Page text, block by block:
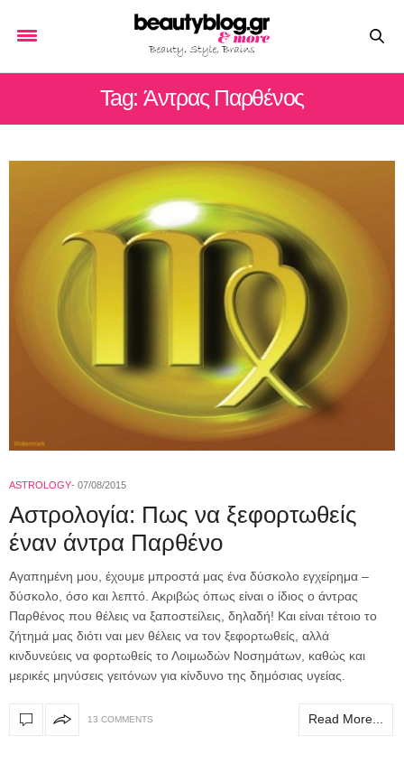
Tag: Άντρας Παρθένος
ASTROLOGY 07/08/2015
Αστρολογία: Πως να ξεφορτωθείς
έναν άντρα Παρθένο
Αγαπημένη μου, έχουμε μπροστά μας ένα δύσκολο εγχείρημα –
δύσκολο, όσο και λεπτό. Ακριβώς όπως είναι ο ίδιος ο άντρας
Παρθένος που θέλεις να ξαποστείλεις, δηλαδή! Και είναι τέτοιο το
ζήτημά μας διότι ναι μεν θέλεις να τον ξεφορτωθείς, αλλά
κινδυνεύεις να φορτωθείς το Λοιμωδών Νοσημάτων, καθώς και
μερικές μηνύσεις γειτόνων για κίνδυνο της δημόσιας υγείας.
13 COMMENTS Read More...